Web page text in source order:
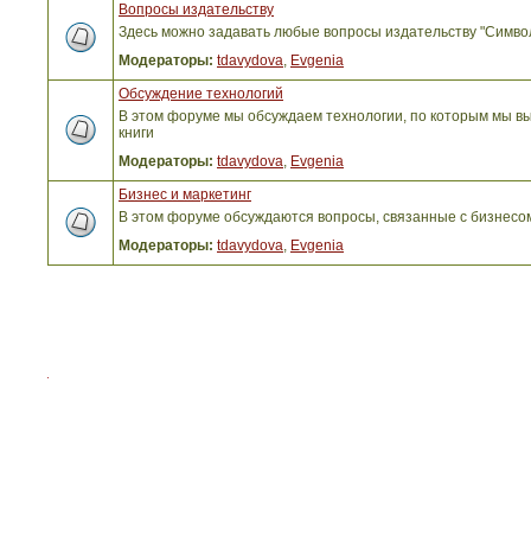
Вопросы издательству
Здесь можно задавать любые вопросы издательству
Модераторы: tdavydova, Evgenia
Обсуждение технологий
В этом форуме мы обсуждаем технологии, по которым мы
книги
Модераторы: tdavydova, Evgenia
Бизнес и маркетинг
В этом форуме обсуждаются вопросы, связанные с
Модераторы: tdavydova, Evgenia